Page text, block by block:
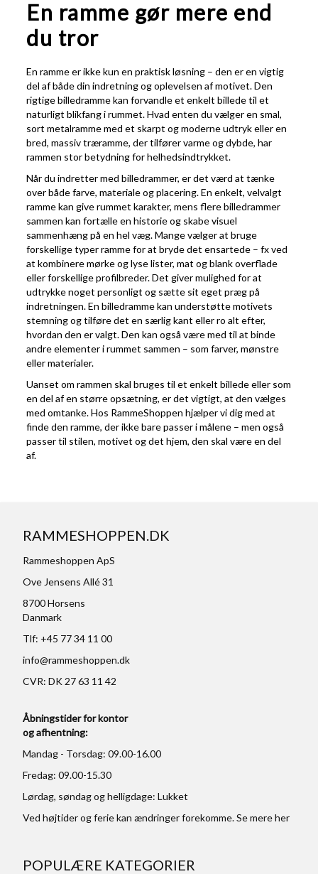
En ramme gør mere end
du tror
En ramme er ikke kun en praktisk løsning – den er en vigtig
del af både din indretning og oplevelsen af motivet. Den
rigtige billedramme kan forvandle et enkelt billede til et
naturligt blikfang i rummet. Hvad enten du vælger en smal,
sort metalramme med et skarpt og moderne udtryk eller en
bred, massiv træramme, der tilfører varme og dybde, har
rammen stor betydning for helhedsindtrykket.
Når du indretter med billedrammer, er det værd at tænke
over både farve, materiale og placering. En enkelt, velvalgt
ramme kan give rummet karakter, mens flere billedrammer
sammen kan fortælle en historie og skabe visuel
sammenhæng på en hel væg. Mange vælger at bruge
forskellige typer ramme for at bryde det ensartede – fx ved
at kombinere mørke og lyse lister, mat og blank overflade
eller forskellige profilbreder. Det giver mulighed for at
udtrykke noget personligt og sætte sit eget præg på
indretningen. En billedramme kan understøtte motivets
stemning og tilføre det en særlig kant eller ro alt efter,
hvordan den er valgt. Den kan også være med til at binde
andre elementer i rummet sammen – som farver, mønstre
eller materialer.
Uanset om rammen skal bruges til et enkelt billede eller som
en del af en større opsætning, er det vigtigt, at den vælges
med omtanke. Hos RammeShoppen hjælper vi dig med at
finde den ramme, der ikke bare passer i målene – men også
passer til stilen, motivet og det hjem, den skal være en del
af.
RAMMESHOPPEN.DK
Rammeshoppen ApS
Ove Jensens Allé 31
8700 Horsens
Danmark
Tlf: +45 77 34 11 00
info@rammeshoppen.dk
CVR: DK 27 63 11 42
Åbningstider for kontor
og afhentning:
Mandag - Torsdag: 09.00-16.00
Fredag: 09.00-15.30
Lørdag, søndag og helligdage: Lukket
Ved højtider og ferie kan ændringer forekomme. Se mereher
POPULÆRE KATEGORIER